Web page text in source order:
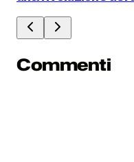
Commenti